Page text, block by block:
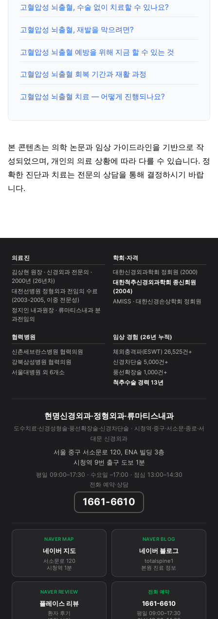
고혈압성 뇌출혈, 수술 없이 치료할 수 있나요?
고혈압성 뇌출혈, 재발을 막으려면?
고혈압성 뇌출혈 예방을 위해 지금 할 수 있는 것
고혈압성 뇌출혈 회복 기간과 재활 과정
고혈압성 뇌출혈 치료 — 어떻게 진행되나요?
본 콘텐츠는 의학 논문과 임상 가이드라인을 기반으로 작
성되었으며, 개인의 의료 상황에 따라 다를 수 있습니다. 정
확한 진단과 치료는 전문의 상담을 통해 결정하시기 바랍
니다.
의료진
김상현 원장 · 신경외과 전문의 ·
2000년 (26년차)
대전선병원 정형외과 전임의 수료
(2003-2005, 이중 전문성)
정지인 내과원장 · 류마티스내과 분
과전임의
학회·자격
대한신경외과학회 정회원 (2000)
대한척추신경외과학회 종신회원
(2004)
AMISS · 대한신경손상학회 정회원
협력병원
신촌세브란스병원 협력의원
강북삼성병원 협력의원
서울대병원 외 6개소
임상 경험 (26년 누적)
체외충격파(ESWT) 26,525건+
신경차단술 5,000건+
풍선확장술 1,000건+
척추수술 경력 13년
현명신경외과·정형외과·류마티스내과
도수치료·신경성형술·풍선확장술·신경차단술 · 시청역·중구·서소문·종로·서
대문 신경외과
서울 중구 서소문로 120, ENA 빌딩 3층
시청역 9번 출구 도보 1분
평일 09:00–17:30 · 수요일 –17:00 · 점심 13:00–14:30
전화 예약·상담
1661-6610
NAVER MAP
네이버 지도
서소문로 120
시청역 1분
NAVER BLOG
네이버 블로그
totalspine1
본원 진료 정보
NAVER REVIEW
플레이스 리뷰
환자 후기
전화 예약
1661-6610
평일 09:00–17:30